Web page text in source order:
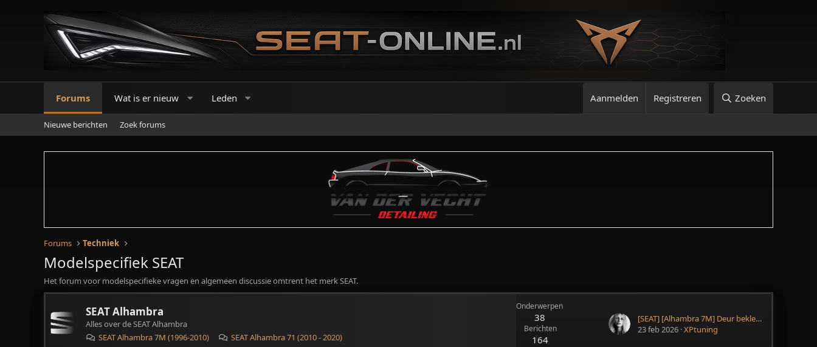
Forums Wat is er nieuw Leden Aanmelden Registreren Zoeken
Nieuwe berichten Zoek forums
Forums Techniek
Modelspecifiek SEAT
Het forum voor modelspecifieke vragen en algemeen discussie omtrent het merk SEAT.
SEAT Alhambra
Alles over de SEAT Alhambra
SEAT Alhambra 7M (1996-2010)
SEAT Alhambra 71 (2010 - 2020)
Onderwerpen
38
Berichten
164
[SEAT] [Alhambra 7M] Deur bekleding
23 feb 2026 XPtuning